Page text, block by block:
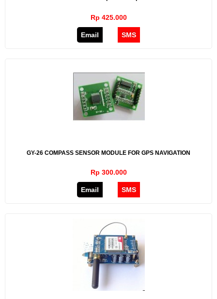
Rp 425.000
Email SMS
GY-26 COMPASS SENSOR MODULE FOR GPS NAVIGATION
Rp 300.000
Email SMS